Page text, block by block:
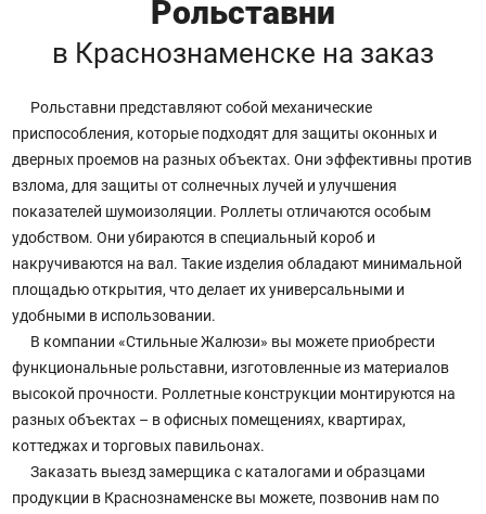
Рольставни
в Краснознаменске на заказ
Рольставни представляют собой механические
приспособления, которые подходят для защиты оконных и
дверных проемов на разных объектах. Они эффективны против
взлома, для защиты от солнечных лучей и улучшения
показателей шумоизоляции. Роллеты отличаются особым
удобством. Они убираются в специальный короб и
накручиваются на вал. Такие изделия обладают минимальной
площадью открытия, что делает их универсальными и
удобными в использовании.
В компании «Стильные Жалюзи» вы можете приобрести
функциональные рольставни, изготовленные из материалов
высокой прочности. Роллетные конструкции монтируются на
разных объектах – в офисных помещениях, квартирах,
коттеджах и торговых павильонах.
Заказать выезд замерщика с каталогами и образцами
продукции в Краснознаменске вы можете, позвонив нам по